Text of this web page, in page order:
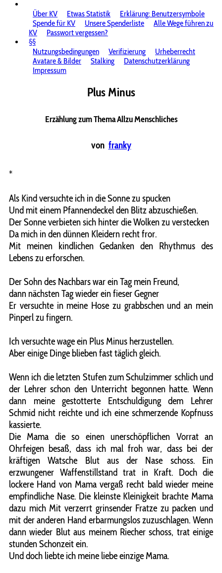
Über KV
Etwas Statistik
Erklärung: Benutzersymbole
Spende für KV
Unsere Spenderliste
Alle Wege führen zu
KV
Passwort vergessen?
§§
Nutzungsbedingungen
Verifizierung
Urheberrecht
Avatare & Bilder
Stalking
Datenschutzerklärung
Impressum
Plus Minus
Erzählung zum Thema Allzu Menschliches
von franky
*
Als Kind versuchte ich in die Sonne zu spucken
Und mit einem Pfannendeckel den Blitz abzuschießen.
Der Sonne verbieten sich hinter die Wolken zu verstecken
Da mich in den dünnen Kleidern recht fror.
Mit meinen kindlichen Gedanken den Rhythmus des
Lebens zu erforschen.
Der Sohn des Nachbars war ein Tag mein Freund,
dann nächsten Tag wieder ein fieser Gegner
Er versuchte in meine Hose zu grabbschen und an mein
Pinperl zu fingern.
Ich versuchte wage ein Plus Minus herzustellen.
Aber einige Dinge blieben fast täglich gleich.
Wenn ich die letzten Stufen zum Schulzimmer schlich und
der Lehrer schon den Unterricht begonnen hatte. Wenn
dann meine gestotterte Entschuldigung dem Lehrer
Schmid nicht reichte und ich eine schmerzende Kopfnuss
kassierte.
Die Mama die so einen unerschöpflichen Vorrat an
Ohrfeigen besaß, dass ich mal froh war, dass bei der
kräftigen Watsche Blut aus der Nase schoss. Ein
erzwungener Waffenstillstand trat in Kraft. Doch die
lockere Hand von Mama vergaß recht bald wieder meine
empfindliche Nase. Die kleinste Kleinigkeit brachte Mama
dazu mich Mit verzerrt grinsender Fratze zu packen und
mit der anderen Hand erbarmungslos zuzuschlagen. Wenn
dann wieder Blut aus meinem Riecher schoss, trat einige
stunden Schonzeit ein.
Und doch liebte ich meine liebe einzige Mama.